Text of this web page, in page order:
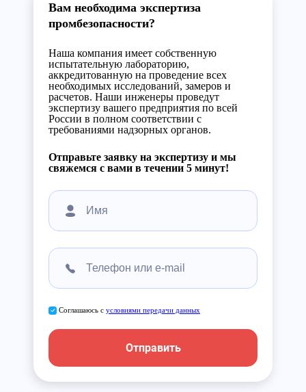
Вам необходима экспертиза
промбезопасности?
Наша компания имеет собственную
испытательную лабораторию,
аккредитованную на проведение всех
необходимых исследований, замеров и
расчетов. Наши инженеры проведут
экспертизу вашего предприятия по всей
России в полном соответствии с
требованиями надзорных органов.
Отправьте заявку на экспертизу и мы
свяжемся с вами в течении 5 минут!
Соглашаюсь с условиями передачи данных
Отправить